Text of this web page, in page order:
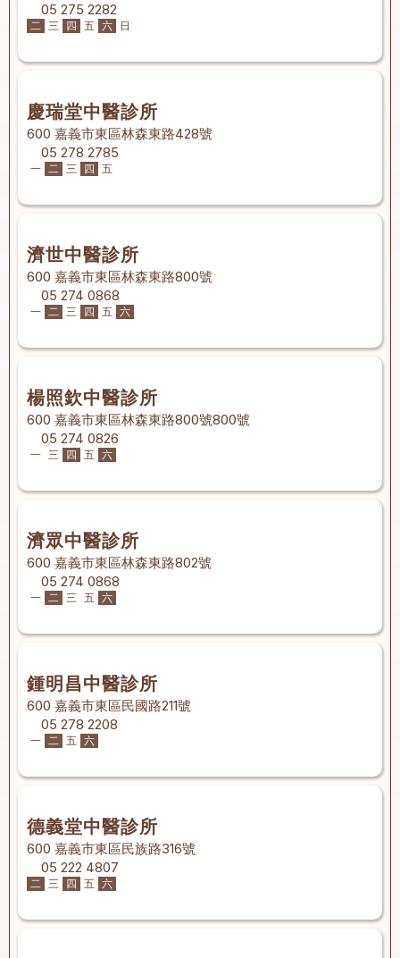
05 275 2282
二 三 四 五 六 日
慶瑞堂中醫診所
600 嘉義市東區林森東路428號
05 278 2785
一 二 三 四 五
濟世中醫診所
600 嘉義市東區林森東路800號
05 274 0868
一 二 三 四 五 六
楊照欽中醫診所
600 嘉義市東區林森東路800號800號
05 274 0826
一 三 四 五 六
濟眾中醫診所
600 嘉義市東區林森東路802號
05 274 0868
一 二 三 五 六
鍾明昌中醫診所
600 嘉義市東區民國路211號
05 278 2208
一 二 五 六
德義堂中醫診所
600 嘉義市東區民族路316號
05 222 4807
二 三 四 五 六